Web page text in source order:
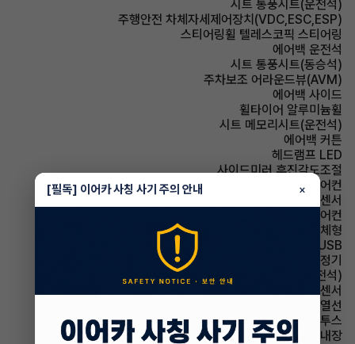
시트 통풍시트(운전석)
주행안전 차체자세제어장치(VDC,ESC,ESP)
스티어링휠 텔레스코픽 스티어링
에어백 운전석
시트 통풍시트(동승석)
주차보조 어라운드뷰(AVM)
에어백 사이드
휠타이어 알루미늄휠
시트 메모리시트(운전석)
에어백 커튼
헤드램프 LED
사이드미러 후진각도조절
에어컨 풀오토에어컨
주차보조 전방감지센서
에어컨 수동에어컨
사이드미러 방향지시등 일체형
유무선단자 USB
에어컨 공기청정기
시트 전동시트(운전석)
주차보조 후방감지센서
사이드미러 열선
유무선단자 블루투스
스티어링휠 열선내장
[필독] 이어카 사칭 사기 주의 안내 ×